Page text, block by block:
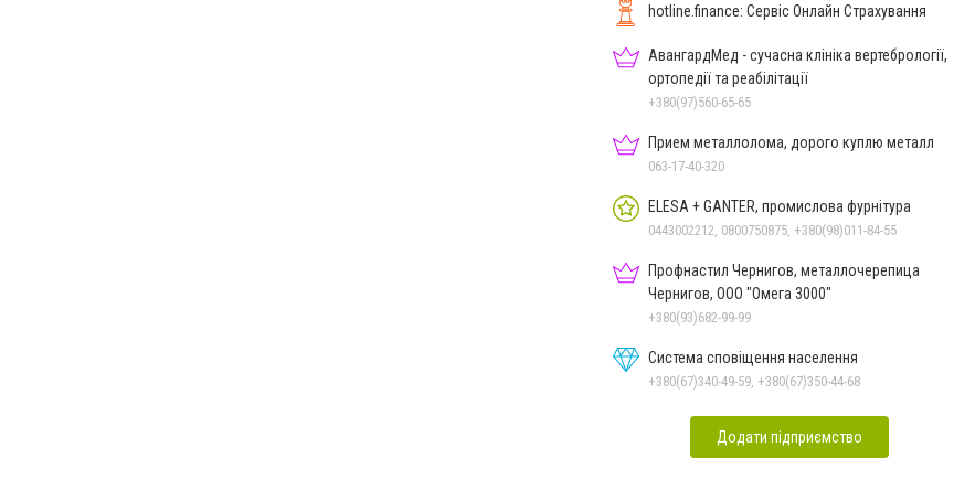
hotline.finance: Сервіс Онлайн Страхування
АвангардМед - сучасна клініка вертебрології,
ортопедії та реабілітації
+380(97)560-65-65
Прием металлолома, дорого куплю металл
063-17-40-320
ELESA + GANTER, промислова фурнітура
0443002212, 0800750875, +380(98)011-84-55
Профнастил Чернигов, металлочерепица
Чернигов, ООО "Омега 3000"
+380(93)682-99-99
Система сповіщення населення
+380(67)340-49-59, +380(67)350-44-68
Додати підприємство